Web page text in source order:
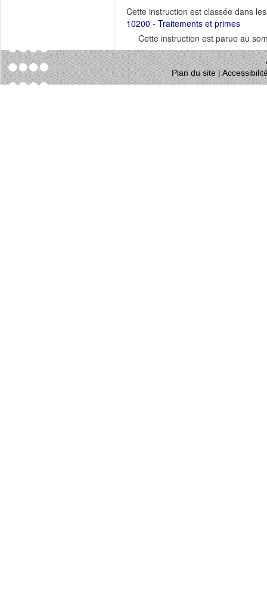
Cette instruction est classée dans
10200 - Traitements et primes
Cette instruction est parue au
Plan du site|